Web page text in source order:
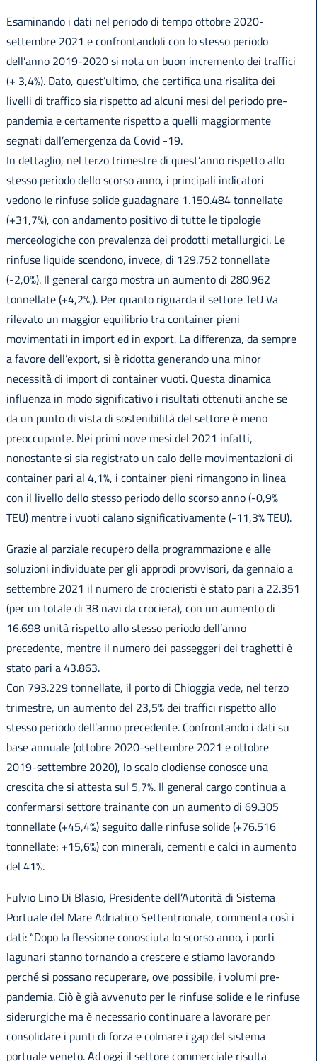
Esaminando i dati nel periodo di tempo ottobre 2020-
settembre 2021 e confrontandoli con lo stesso periodo
dell’anno 2019-2020 si nota un buon incremento dei traffici
(+ 3,4%). Dato, quest’ultimo, che certifica una risalita dei
livelli di traffico sia rispetto ad alcuni mesi del periodo pre-
pandemia e certamente rispetto a quelli maggiormente
segnati dall’emergenza da Covid -19.
In dettaglio, nel terzo trimestre di quest’anno rispetto allo
stesso periodo dello scorso anno, i principali indicatori
vedono le rinfuse solide guadagnare 1.150.484 tonnellate
(+31,7%), con andamento positivo di tutte le tipologie
merceologiche con prevalenza dei prodotti metallurgici. Le
rinfuse liquide scendono, invece, di 129.752 tonnellate
(-2,0%). Il general cargo mostra un aumento di 280.962
tonnellate (+4,2%,). Per quanto riguarda il settore TeU Va
rilevato un maggior equilibrio tra container pieni
movimentati in import ed in export. La differenza, da sempre
a favore dell’export, si è ridotta generando una minor
necessità di import di container vuoti. Questa dinamica
influenza in modo significativo i risultati ottenuti anche se
da un punto di vista di sostenibilità del settore è meno
preoccupante. Nei primi nove mesi del 2021 infatti,
nonostante si sia registrato un calo delle movimentazioni di
container pari al 4,1%, i container pieni rimangono in linea
con il livello dello stesso periodo dello scorso anno (-0,9%
TEU) mentre i vuoti calano significativamente (-11,3% TEU).
Grazie al parziale recupero della programmazione e alle
soluzioni individuate per gli approdi provvisori, da gennaio a
settembre 2021 il numero de crocieristi è stato pari a 22.351
(per un totale di 38 navi da crociera), con un aumento di
16.698 unità rispetto allo stesso periodo dell’anno
precedente, mentre il numero dei passeggeri dei traghetti è
stato pari a 43.863.
Con 793.229 tonnellate, il porto di Chioggia vede, nel terzo
trimestre, un aumento del 23,5% dei traffici rispetto allo
stesso periodo dell’anno precedente. Confrontando i dati su
base annuale (ottobre 2020-settembre 2021 e ottobre
2019-settembre 2020), lo scalo clodiense conosce una
crescita che si attesta sul 5,7%. Il general cargo continua a
confermarsi settore trainante con un aumento di 69.305
tonnellate (+45,4%) seguito dalle rinfuse solide (+76.516
tonnellate; +15,6%) con minerali, cementi e calci in aumento
del 41%.
Fulvio Lino Di Blasio, Presidente dell’Autorità di Sistema
Portuale del Mare Adriatico Settentrionale, commenta così i
dati: “Dopo la flessione conosciuta lo scorso anno, i porti
lagunari stanno tornando a crescere e stiamo lavorando
perché si possano recuperare, ove possibile, i volumi pre-
pandemia. Ciò è già avvenuto per le rinfuse solide e le rinfuse
siderurgiche ma è necessario continuare a lavorare per
consolidare i punti di forza e colmare i gap del sistema
portuale veneto. Ad oggi il settore commerciale risulta